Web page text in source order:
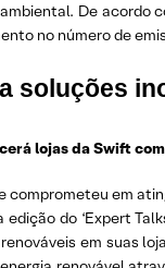
De acordo
no número de
soluções
lojas da Swift
comprometeu em
do ‘Expert
em suas